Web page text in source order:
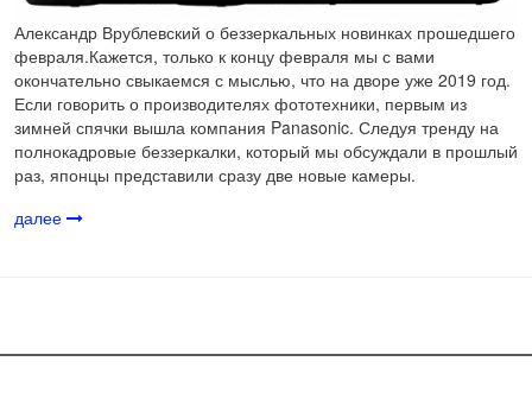
Александр Врублевский о беззеркальных новинках прошедшего
февраля.Кажется, только к концу февраля мы с вами
окончательно свыкаемся с мыслью, что на дворе уже 2019 год.
Если говорить о производителях фототехники, первым из
зимней спячки вышла компания Panasonic. Следуя тренду на
полнокадровые беззеркалки, который мы обсуждали в прошлый
раз, японцы представили сразу две новые камеры.
далее